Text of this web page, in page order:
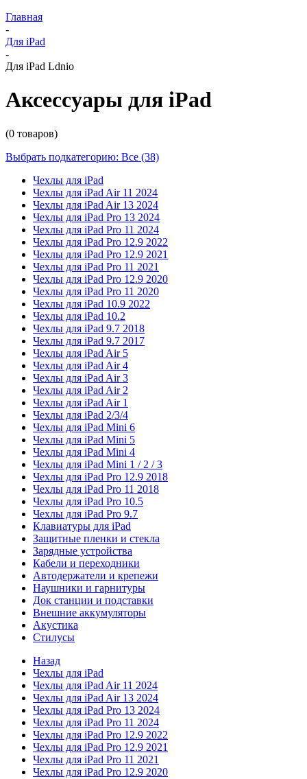
Главная
-
Для iPad
-
Для iPad Ldnio
Аксессуары для iPad
(0 товаров)
Выбрать подкатегорию: Все (38)
Чехлы для iPad
Чехлы для iPad Air 11 2024
Чехлы для iPad Air 13 2024
Чехлы для iPad Pro 13 2024
Чехлы для iPad Pro 11 2024
Чехлы для iPad Pro 12.9 2022
Чехлы для iPad Pro 12.9 2021
Чехлы для iPad Pro 11 2021
Чехлы для iPad Pro 12.9 2020
Чехлы для iPad Pro 11 2020
Чехлы для iPad 10.9 2022
Чехлы для iPad 10.2
Чехлы для iPad 9.7 2018
Чехлы для iPad 9.7 2017
Чехлы для iPad Air 5
Чехлы для iPad Air 4
Чехлы для iPad Air 3
Чехлы для iPad Air 2
Чехлы для iPad Air 1
Чехлы для iPad 2/3/4
Чехлы для iPad Mini 6
Чехлы для iPad Mini 5
Чехлы для iPad Mini 4
Чехлы для iPad Mini 1 / 2 / 3
Чехлы для iPad Pro 12.9 2018
Чехлы для iPad Pro 11 2018
Чехлы для iPad Pro 10.5
Чехлы для iPad Pro 9.7
Клавиатуры для iPad
Защитные пленки и стекла
Зарядные устройства
Кабели и переходники
Автодержатели и крепежи
Наушники и гарнитуры
Док станции и подставки
Внешние аккумуляторы
Акустика
Стилусы
Назад
Чехлы для iPad
Чехлы для iPad Air 11 2024
Чехлы для iPad Air 13 2024
Чехлы для iPad Pro 13 2024
Чехлы для iPad Pro 11 2024
Чехлы для iPad Pro 12.9 2022
Чехлы для iPad Pro 12.9 2021
Чехлы для iPad Pro 11 2021
Чехлы для iPad Pro 12.9 2020